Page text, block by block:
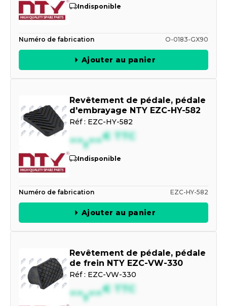
Indisponible
Numéro de fabrication O-0183-GX90
Ajouter au panier
Revêtement de pédale, pédale
d'embrayage NTY EZC-HY-582
Réf : EZC-HY-582
--,--€ TTC
Indisponible
Numéro de fabrication EZC-HY-582
Ajouter au panier
Revêtement de pédale, pédale
de frein NTY EZC-VW-330
Réf : EZC-VW-330
--,--€ TTC